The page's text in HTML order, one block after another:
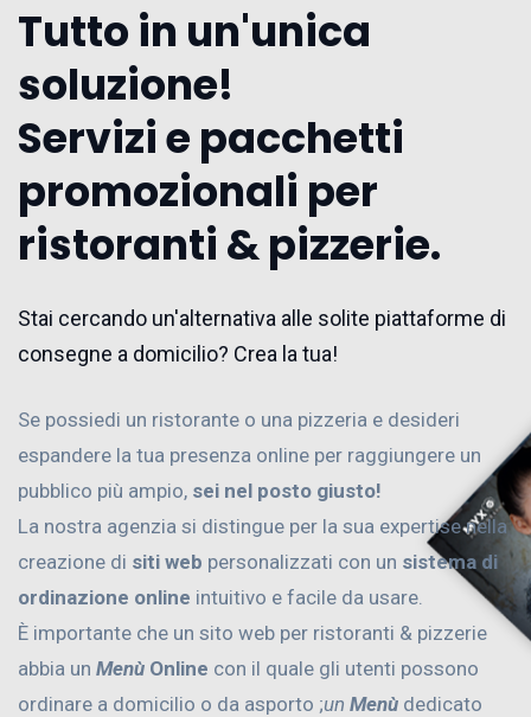
Tutto in un'unica
soluzione!
Servizi e pacchetti
promozionali per
ristoranti & pizzerie.
Stai cercando un'alternativa alle solite piattaforme di
consegne a domicilio? Crea la tua!
Se possiedi un ristorante o una pizzeria e desideri
espandere la tua presenza online per raggiungere un
pubblico più ampio, sei nel posto giusto!
La nostra agenzia si distingue per la sua expertise nella
creazione di siti web personalizzati con un sistema di
ordinazione online intuitivo e facile da usare.
È importante che un sito web per ristoranti & pizzerie
abbia un Menù Online con il quale gli utenti possono
ordinare a domicilio o da asporto ;un Menù dedicato